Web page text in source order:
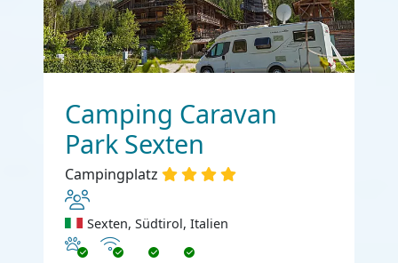
Camping Caravan
Park Sexten
Campingplatz
Sexten, Südtirol, Italien
Haustiere erlaubt
Internet